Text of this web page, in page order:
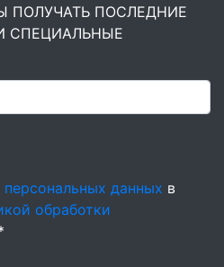
ПОЛУЧАТЬ ПОСЛЕДНИЕ
СПЕЦИАЛЬНЫЕ
персональных данных в
обработки